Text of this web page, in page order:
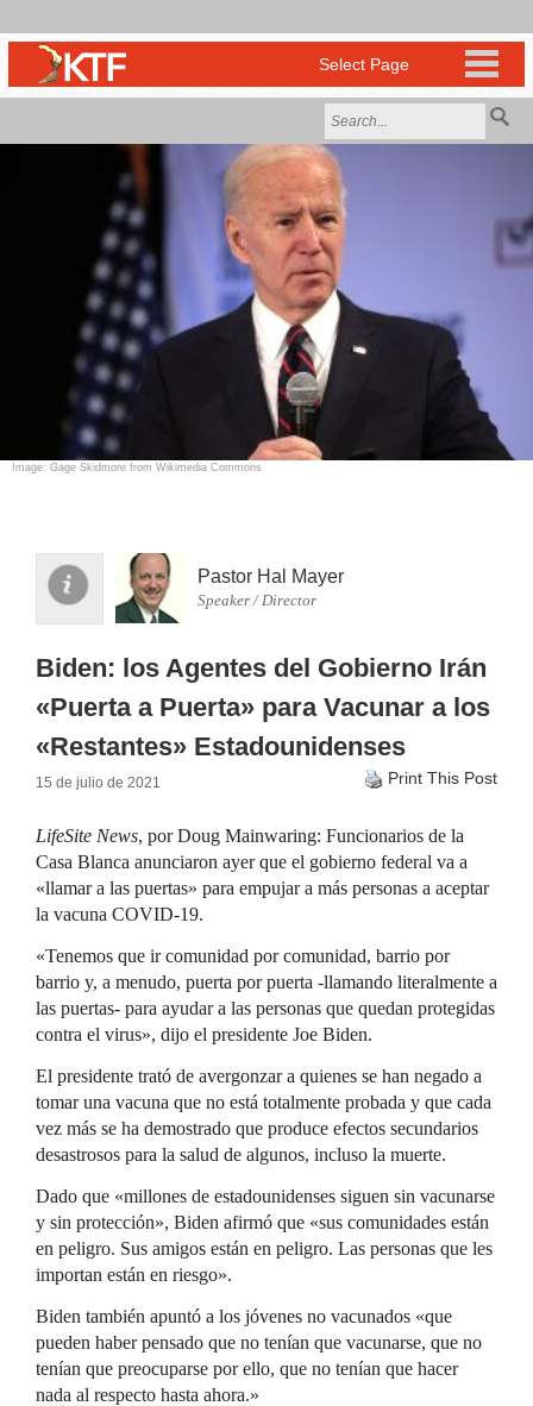
Image: Gage Skidmore from Wikimedia Commons
Pastor Hal Mayer
Speaker / Director
Biden: los Agentes del Gobierno Irán
«Puerta a Puerta» para Vacunar a los
«Restantes» Estadounidenses
15 de julio de 2021 Print This Post
LifeSite News, por Doug Mainwaring: Funcionarios de la
Casa Blanca anunciaron ayer que el gobierno federal va a
«llamar a las puertas» para empujar a más personas a aceptar
la vacuna COVID-19.
«Tenemos que ir comunidad por comunidad, barrio por
barrio y, a menudo, puerta por puerta -llamando literalmente a
las puertas- para ayudar a las personas que quedan protegidas
contra el virus», dijo el presidente Joe Biden.
El presidente trató de avergonzar a quienes se han negado a
tomar una vacuna que no está totalmente probada y que cada
vez más se ha demostrado que produce efectos secundarios
desastrosos para la salud de algunos, incluso la muerte.
Dado que «millones de estadounidenses siguen sin vacunarse
y sin protección», Biden afirmó que «sus comunidades están
en peligro. Sus amigos están en peligro. Las personas que les
importan están en riesgo».
Biden también apuntó a los jóvenes no vacunados «que
pueden haber pensado que no tenían que vacunarse, que no
tenían que preocuparse por ello, que no tenían que hacer
nada al respecto hasta ahora.»